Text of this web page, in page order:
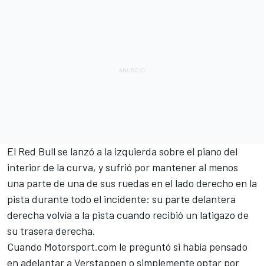
El Red Bull se lanzó a la izquierda sobre el piano del
interior de la curva, y sufrió por mantener al menos
una parte de una de sus ruedas en el lado derecho en la
pista durante todo el incidente: su parte delantera
derecha volvía a la pista cuando recibió un latigazo de
su trasera derecha.
Cuando Motorsport.com le preguntó si había pensado
en adelantar a Verstappen o simplemente optar por